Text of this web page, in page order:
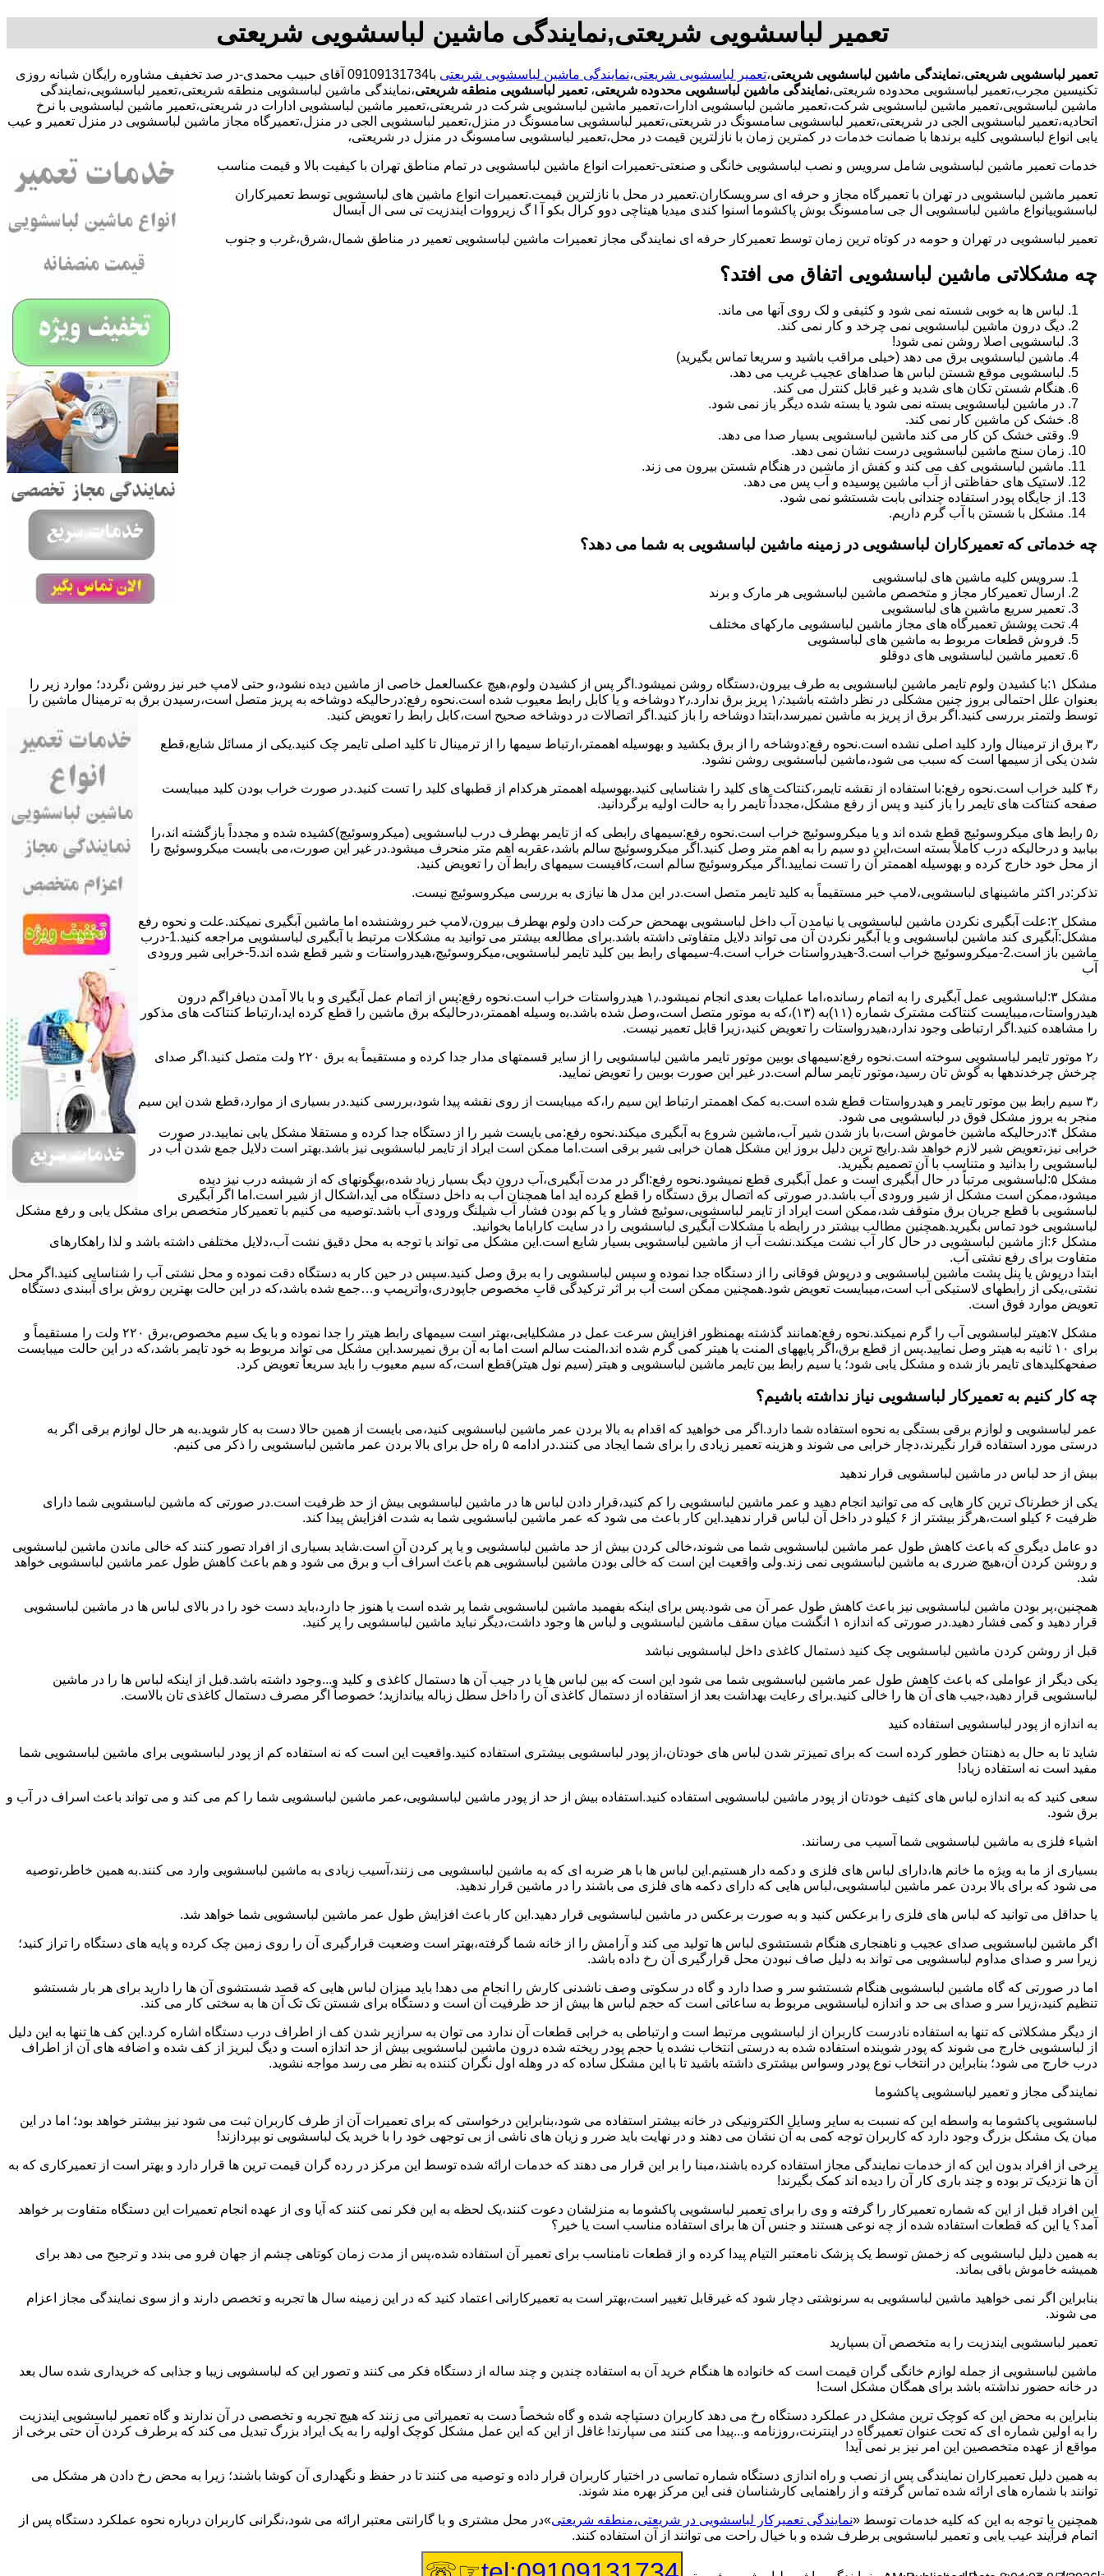
تعمیر لباسشویی شریعتی,نمایندگی ماشین لباسشویی شریعتی
تعمیر لباسشویی شریعتی،نمایندگی ماشین لباسشویی شریعتی،تعمیر لباسشویی شریعتی،نمایندگی ماشین لباسشویی شریعتی
با09109131734 آقای حبیب محمدی-در صد تخفیف مشاوره رایگان شبانه روزی
تکنیسین مجرب،تعمیر لباسشویی محدوده شریعتی،نمایندگی ماشین لباسشویی محدوده شریعتی، تعمیر لباسشویی منطقه شریعتی،نمایندگی ماشین لباسشویی منطقه شریعتی،تعمیر لباسشویی،نمایندگی
ماشین لباسشویی،تعمیر ماشین لباسشویی شرکت،تعمیر ماشین لباسشویی ادارات،تعمیر ماشین لباسشویی شرکت در شریعتی،تعمیر ماشین لباسشویی ادارات در شریعتی،تعمیر ماشین لباسشویی با نرخ
اتحادیه،تعمیر لباسشویی الجی در شریعتی،تعمیر لباسشویی سامسونگ در شریعتی،تعمیر لباسشویی سامسونگ در منزل،تعمیر لباسشویی الجی در منزل،تعمیرگاه مجاز ماشین لباسشویی در منزل تعمیر و عیب
یابی انواع لباسشویی کلیه برندها با ضمانت خدمات در کمترین زمان با نازلترین قیمت در محل،تعمیر لباسشویی سامسونگ در منزل در شریعتی،
خدمات تعمیر ماشین لباسشویی شامل سرویس و نصب لباسشویی خانگی و صنعتی-تعمیرات انواع ماشین لباسشویی در تمام مناطق تهران با کیفیت بالا و قیمت مناسب
تعمیر ماشین لباسشویی در تهران با تعمیرگاه مجاز و حرفه ای سرویسکاران.تعمیر در محل با نازلترین قیمت.تعمیرات انواع ماشین های لباسشویی توسط تعمیرکاران
لباسشوییانواع ماشین لباسشویی ال جی سامسونگ بوش پاکشوما اسنوا کندی میدیا هیتاچی دوو کرال بکو آ ا گ زیرووات ایندزیت تی سی ال آبسال
تعمیر لباسشویی در تهران و حومه در کوتاه ترین زمان توسط تعمیرکار حرفه ای نمایندگی مجاز تعمیرات ماشین لباسشویی تعمیر در مناطق شمال،شرق،غرب و جنوب
چه مشکلاتی ماشین لباسشویی اتفاق می افتد؟
لباس ها به خوبی شسته نمی شود و کثیفی و لک روی آنها می ماند.
دیگ درون ماشین لباسشویی نمی چرخد و کار نمی کند.
لباسشویی اصلا روشن نمی شود!
ماشین لباسشویی برق می دهد (خیلی مراقب باشید و سریعا تماس بگیرید)
لباسشویی موقع شستن لباس ها صداهای عجیب غریب می دهد.
هنگام شستن تکان های شدید و غیر قابل کنترل می کند.
در ماشین لباسشویی بسته نمی شود یا بسته شده دیگر باز نمی شود.
خشک کن ماشین کار نمی کند.
وقتی خشک کن کار می کند ماشین لباسشویی بسیار صدا می دهد.
زمان سنج ماشین لباسشویی درست نشان نمی دهد.
ماشین لباسشویی کف می کند و کفش از ماشین در هنگام شستن بیرون می زند.
لاستیک های حفاظتی از آب ماشین پوسیده و آب پس می دهد.
از جایگاه پودر استفاده چندانی بابت شستشو نمی شود.
مشکل با شستن با آب گرم داریم.
چه خدماتی که تعمیرکاران لباسشویی در زمینه ماشین لباسشویی به شما می دهد؟
سرویس کلیه ماشین های لباسشویی
ارسال تعمیرکار مجاز و متخصص ماشین لباسشویی هر مارک و برند
تعمیر سریع ماشین های لباسشویی
تحت پوشش تعمیرگاه های مجاز ماشین لباسشویی مارکهای مختلف
فروش قطعات مربوط به ماشین های لباسشویی
تعمیر ماشین لباسشویی های دوقلو
مشکل ۱:ﺑﺎ ﮐﺸﯿﺪن وﻟﻮم ﺗﺎﯾﻤﺮ ماشین لباسشویی به طرف ﺑﯿﺮون،دستگاه روﺷﻦ نمیشود.اﮔﺮ ﭘﺲ از ﮐﺸﯿﺪن وﻟﻮم،ﻫﯿﭻ عکسالعمل ﺧﺎﺻﯽ از ﻣﺎﺷﯿﻦ دﯾﺪه نشود،و حتی ﻻﻣﭗ ﺧﺒﺮ ﻧﯿﺰ روﺷﻦ ﻧگردد؛ موارد زیر را
بعنوان ﻋﻠﻞ احتمالی بروز چنین مشکلی در نظر داشته باشید:۱٫ ﭘﺮﯾﺰ ﺑﺮق ﻧﺪارد.۲٫ دوﺷﺎﺧﻪ و ﯾﺎ ﮐﺎﺑﻞ راﺑﻂ ﻣﻌﯿﻮب ﺷﺪه است.نحوه رفع:درحالیکه دوﺷﺎﺧﻪ ﺑﻪ ﭘﺮﯾﺰ ﻣﺘﺼﻞ اﺳﺖ،رﺳﯿﺪن ﺑﺮق ﺑﻪ ﺗﺮﻣﯿﻨﺎل ﻣﺎﺷﯿﻦ را
ﺗﻮﺳﻂ ولتمتر بررسی ﮐﻨﯿﺪ.اﮔﺮ ﺑﺮق از ﭘﺮﯾﺰ ﺑﻪ ﻣﺎﺷﯿﻦ نمیرسد،اﺑﺘﺪا دوشاخه را باز کنید.اﮔﺮ اﺗﺼﺎﻻت در دوشاخه ﺻﺤﯿﺢ اﺳﺖ،ﮐﺎﺑﻞ راﺑﻂ را ﺗﻌﻮﯾﺾ کنید.
۳٫ ﺑﺮق از ﺗﺮﻣﯿﻨﺎل وارد ﮐﻠﯿﺪ اﺻﻠﯽ ﻧﺸﺪه است.نحوه رﻓﻊ:دوشاخه را از ﺑﺮق بکشید و بهوسیله اهممتر،ارﺗﺒﺎط سیمها را از ﺗﺮﻣﯿﻨﺎل ﺗﺎ ﮐﻠﯿﺪ اﺻﻠﯽ ﺗﺎﯾﻤﺮ چک کنید.یکی از مسائل شایع،ﻗﻄﻊ
شدن ﯾﮑﯽ از سیمها است که سبب می شود،ﻣﺎﺷﯿﻦ لباسشویی روﺷﻦ نشود.
۴٫ ﮐﻠﯿﺪ ﺧﺮاب اﺳﺖ.نحوه رفع:ﺑﺎ اﺳﺘﻔﺎده از ﻧﻘﺸﻪ ﺗﺎﯾﻤﺮ،ﮐﻨﺘﺎﮐﺖ ﻫﺎی ﮐﻠﯿﺪ را ﺷﻨﺎﺳﺎﯾﯽ کنید.بهوسیله اهممتر هرکدام از قطبهای ﮐﻠﯿﺪ را ﺗﺴﺖ ﮐﻨﯿﺪ.در ﺻﻮرت ﺧﺮاب ﺑﻮدن ﮐﻠﯿﺪ میبایست
ﺻﻔﺤﻪ ﮐﻨﺘﺎﮐﺖ ﻫﺎی ﺗﺎﯾﻤﺮ را باز کنید و ﭘﺲ از رﻓﻊ مشکل،مجدداً ﺗﺎﯾﻤﺮ را به حالت اوﻟﯿﻪ برگردانید.
۵٫ رابط های ﻣﯿﮑﺮوﺳﻮﺋﯿﭻ ﻗﻄﻊ شده اند و ﯾﺎ ﻣﯿﮑﺮوﺳﻮﺋﯿﭻ ﺧﺮاب اﺳﺖ.نحوه رفع:سیمهای راﺑﻄﯽ ﮐﻪ از ﺗﺎﯾﻤﺮ بهطرف درب لباسشویی (ﻣﯿﮑﺮوﺳﻮﺋﯿﭻ)کشیده شده و مجدداً بازگشته اند،را
ﺑﯿﺎﺑﯿﺪ و درحالیکه درب کاملاً ﺑﺴﺘﻪ اﺳﺖ،اﯾﻦ دو ﺳﯿﻢ را ﺑﻪ اﻫﻢ ﻣﺘﺮ وصل کنید.اﮔﺮ ﻣﯿﮑﺮوﺳﻮﺋﯿﭻ ﺳﺎﻟﻢ ﺑﺎﺷﺪ،ﻋﻘﺮﺑﻪ اهم متر ﻣﻨﺤﺮف میشود.در ﻏﯿﺮ اﯾﻦ ﺻﻮرت،می بایست ﻣﯿﮑﺮوﺳﻮﺋﯿﭻ را
از ﻣﺤﻞ خود ﺧﺎرج کرده و بهوسیله اهممتر آن را ﺗﺴﺖ ﻧﻤﺎﯾﯿﺪ.اﮔﺮ ﻣﯿﮑﺮوﺳﻮﺋﯿﭻ ﺳﺎﻟﻢ اﺳﺖ،ﮐﺎﻓﯿﺴﺖ سیمهای راﺑﻄ آن را ﺗﻌﻮﯾﺾ کنید.
ﺗﺬﮐﺮ:در اﮐﺜﺮ ماشینهای لباسشویی،ﻻﻣﭗ ﺧﺒﺮ مستقیماً ﺑﻪ ﮐﻠﯿﺪ ﺗﺎﯾﻤﺮ ﻣﺘﺼﻞ اﺳﺖ.در اﯾﻦ مدل ها ﻧﯿﺎزی ﺑﻪ بررسی ﻣﯿﮑﺮوﺳﻮﺋﯿﭻ نیست.
مشکل ۲:علت آبگیری نکردن ماشین لباسشویی یا نیامدن آب داخل لباسشویی بهمحض ﺣﺮﮐﺖ دادن وﻟﻮم بهطرف ﺑﯿﺮون،ﻻﻣﭗ ﺧﺒﺮ روشنشده اﻣﺎ ﻣﺎﺷﯿﻦ آﺑﮕﯿﺮی نمیکند.ﻋﻠﺖ و نحوه رﻓﻊ
مشکل:آبگیری کند ماشین لباسشویی و یا آبگیر نکردن آن می تواند دلایل متفاوتی داشته باشد.برای مطالعه بیشتر می توانید به مشکلات مرتبط با آبگیری لباسشویی مراجعه کنید.1-درب
ﻣﺎﺷﯿﻦ ﺑﺎز اﺳﺖ.2-ﻣﯿﮑﺮوﺳﻮﺋﯿﭻ ﺧﺮاب اﺳﺖ.3-ﻫﯿﺪرواﺳﺘﺎت ﺧﺮاب اﺳﺖ.4-سیمهای راﺑﻂ ﺑﯿﻦ ﮐﻠﯿﺪ ﺗﺎﯾﻤﺮ لباسشویی،ﻣﯿﮑﺮوﺳﻮﺋﯿﭻ،ﻫﯿﺪرواﺳﺘﺎت و ﺷﯿﺮ ﻗﻄﻊ ﺷﺪه اند.5-خرابی شیر ورودی
آب
مشکل ۳:لباسشویی ﻋﻤﻞ آﺑﮕﯿﺮی را ﺑﻪ اﺗﻤﺎم رﺳﺎﻧﺪه،اﻣﺎ ﻋﻤﻠﯿﺎت ﺑﻌﺪی اﻧﺠﺎم نمیشود.۱٫ ﻫﯿﺪرواﺳﺘﺎت ﺧﺮاب اﺳﺖ.نحوه رﻓﻊ:ﭘﺲ از اﺗﻤﺎم عمل آﺑﮕﯿﺮی و ﺑﺎ ﺑﺎﻻ آﻣﺪن دﯾﺎﻓﺮاﮔﻢ درون
ﻫﯿﺪرواﺳﺘﺎت،میبایست ﮐﻨﺘﺎﮐﺖ ﻣﺸﺘﺮک شماره (۱۱)به (۱۳)،ﮐﻪ ﺑﻪ ﻣﻮﺗﻮر ﻣﺘﺼﻞ اﺳﺖ،وﺻﻞ ﺷﺪه ﺑﺎﺷﺪ.ﺑه وسیله اهممتر،درحالیکه ﺑﺮق ﻣﺎﺷﯿﻦ را ﻗﻄﻊ کرده اید،ارﺗﺒﺎط ﮐﻨﺘﺎﮐﺖ ﻫﺎی ﻣﺬﮐﻮر
را ﻣﺸﺎﻫﺪه کنید.اﮔﺮ ارﺗﺒﺎطی وجود ندارد،ﻫﯿﺪرواﺳﺘﺎت را ﺗﻌﻮﯾﺾ ﮐﻨﯿﺪ،زﯾﺮا قابل ﺗﻌﻤﯿﺮ نیست.
۲٫ ﻣﻮﺗﻮر ﺗﺎﯾﻤﺮ لباسشویی ﺳﻮﺧﺘﻪ اﺳﺖ.نحوه رﻓﻊ:سیمهای ﺑﻮﺑﯿﻦ ﻣﻮﺗﻮر ﺗﺎﯾﻤﺮ ماشین لباسشویی را از ﺳﺎﯾﺮ قسمتهای ﻣﺪار ﺟﺪا کرده و مستقیماً ﺑﻪ برق ۲۲۰ وﻟﺖ ﻣﺘﺼﻞ کنید.اﮔﺮ ﺻﺪای
ﭼﺮﺧﺶ چرخدندهها به گوش تان رﺳﯿﺪ،ﻣﻮﺗﻮر ﺗﺎﯾﻤﺮ ﺳﺎﻟﻢ اﺳﺖ.در ﻏﯿﺮ اﯾﻦ ﺻﻮرت ﺑﻮﺑﯿﻦ را ﺗﻌﻮﯾﺾ ﻧﻤﺎﯾﯿﺪ.
۳٫ ﺳﯿﻢ راﺑﻂ ﺑﯿﻦ ﻣﻮﺗﻮر ﺗﺎﯾﻤﺮ و ﻫﯿﺪرواﺳﺘﺎت ﻗﻄﻊ ﺷﺪه اﺳﺖ.به کمک اهممتر ارﺗﺒﺎط اﯾﻦ ﺳﯿﻢ را،ﮐﻪ میبایست از روی ﻧﻘﺸﻪ ﭘﯿﺪا ﺷﻮد،بررسی ﮐﻨﯿﺪ.در ﺑﺴﯿﺎری از موارد،ﻗﻄﻊ ﺷﺪن اﯾﻦ ﺳﯿﻢ
ﻣﻨﺠﺮ ﺑﻪ ﺑﺮوز مشکل ﻓﻮق در لباسشویی می شود.
مشکل ۴:درحالیکه ﻣﺎﺷﯿﻦ ﺧﺎﻣﻮش اﺳﺖ،ﺑﺎ ﺑﺎز ﺷﺪن ﺷﯿﺮ آب،ﻣﺎﺷﯿﻦ ﺷﺮوع ﺑﻪ آﺑﮕﯿﺮی میکند.نحوه رﻓﻊ:می بایست ﺷﯿﺮ را از دستگاه جدا کرده و مستقلا مشکل یابی نمایید.در صورت
خرابی نیز،تعویض شیر لازم خواهد شد.رایج ترین دلیل بروز این مشکل همان خرابی شیر برقی است.اما ممکن است ایراد از تایمر لباسشویی نیز باشد.بهتر است دلایل جمع شدن آب در
لباسشویی را بدانید و متناسب با آن تصمیم بگیرید.
مشکل ۵:لباسشویی مرتباً در ﺣﺎل آﺑﮕﯿﺮی اﺳﺖ و ﻋﻤﻞ آﺑﮕﯿﺮی ﻗﻄﻊ نمیشود.نحوه رﻓﻊ:اﮔﺮ در ﻣﺪت آﺑﮕﯿﺮی،آب درون دﯾﮓ ﺑﺴﯿﺎر زﯾﺎد ﺷﺪه،بهگونهای ﮐﻪ از ﺷﯿﺸﻪ درب ﻧﯿﺰ دﯾﺪه
میشود،ممکن است مشکل از شیر ورودی آب باشد.در صورتی که اتصال برق دستگاه را قطع کرده اید اما همچنان آب به داخل دستگاه می آید،اشکال از شیر است.اما اگر آبگیری
لباسشویی با قطع جریان برق متوقف شد،ممکن است ایراد از تایمر لباسشویی،سوئیچ فشار و یا کم بودن فشار آب شیلنگ ورودی آب باشد.توصیه می کنیم با تعمیرکار متخصص برای مشکل یابی و رفع مشکل
لباسشویی خود تماس بگیرید.همچنین مطالب بیشتر در رابطه با مشکلات آبگیری لباسشویی را در سایت کاراباما بخوانید.
مشکل ۶:از ﻣﺎﺷﯿﻦ لباسشویی در ﺣﺎل ﮐﺎر آب ﻧﺸﺖ میکند.نشت آب از ماشین لباسشویی بسیار شایع است.این مشکل می تواند با توجه به محل دقیق نشت آب،دلایل مختلفی داشته باشد و لذا راهکارهای
متفاوت برای رفع نشتی آب.
ابتدا درپوش یا پنل ﭘﺸﺖ ﻣﺎﺷﯿﻦ لباسشویی و درپوش ﻓﻮﻗﺎﻧﯽ را از دستگاه ﺟﺪا ﻧﻤﻮده و ﺳﭙﺲ لباسشویی را ﺑﻪ ﺑﺮق وصل ﮐﻨﯿﺪ.سپس در حین کار به دستگاه دقت نموده و ﻣﺤﻞ نشتی آب را ﺷﻨﺎﺳﺎﯾﯽ کنید.اﮔﺮ ﻣﺤﻞ
نشتی،ﯾﮑﯽ از رابطهای ﻻﺳﺘﯿﮑﯽ آب اﺳﺖ،میبایست ﺗﻌﻮﯾﺾ شود.همچنین ﻣﻤﮑﻦ اﺳﺖ آب بر اثر ﺗﺮﮐﯿﺪﮔﯽ قابِ ﻣﺨﺼﻮص ﺟﺎﭘﻮدری،واترپمپ و…جمع شده ﺑﺎﺷﺪ،ﮐﻪ در این حالت بهترین روش برای آببندی دستگاه
ﺗﻌﻮﯾﺾ ﻣﻮارد ﻓﻮق اﺳﺖ.
مشکل ۷:ﻫﯿﺘﺮ لباسشویی آب را ﮔﺮم نمیکند.نحوه رﻓﻊ:ﻫﻤﺎﻧﻨﺪ ﮔﺬﺷﺘﻪ بهمنظور اﻓﺰاﯾﺶ ﺳﺮﻋﺖ ﻋﻤﻞ در مشکلیابی،بهتر است سیمهای راﺑﻂ ﻫﯿﺘﺮ را ﺟﺪا ﻧﻤﻮده و ﺑﺎ ﯾﮏ ﺳﯿﻢ ﻣﺨﺼﻮص،برق ۲۲۰ ولت را مستقیماً و
برای ۱۰ ﺛﺎﻧﯿﻪ ﺑﻪ ﻫﯿﺘﺮ وصل نمایید.ﭘﺲ از ﻗﻄﻊ ﺑﺮق،اﮔﺮ پایههای اﻟﻤﻨﺖ یا هیتر کمی ﮔﺮم ﺷﺪه اند،اﻟﻤﻨﺖ ﺳﺎﻟﻢ است اما ﺑﻪ آن ﺑﺮق نمیرسد.اﯾﻦ ﻣﺸﮑﻞ می تواند مربوط به ﺧﻮد ﺗﺎﯾﻤﺮ باشد،ﮐﻪ در این حالت میبایست
صفحهکلیدهای ﺗﺎﯾﻤﺮ باز شده و مشکل یابی شود؛ ﯾﺎ ﺳﯿﻢ راﺑﻂ ﺑﯿﻦ ﺗﺎﯾﻤﺮ ماشین لباسشویی و ﻫﯿﺘﺮ (سیم ﻧﻮل ﻫﯿﺘﺮ)ﻗﻄﻊ اﺳﺖ،ﮐﻪ ﺳﯿﻢ ﻣﻌﯿﻮب را ﺑﺎﯾﺪ سریعاً ﺗﻌﻮﯾﺾ کرد.
چه کار کنیم به تعمیرکار لباسشویی نیاز نداشته باشیم؟
عمر لباسشویی و لوازم برقی بستگی به نحوه استفاده شما دارد.اگر می خواهید که اقدام به بالا بردن عمر ماشین لباسشویی کنید،می بایست از همین حالا دست به کار شوید.به هر حال لوازم برقی اگر به
درستی مورد استفاده قرار نگیرند،دچار خرابی می شوند و هزینه تعمیر زیادی را برای شما ایجاد می کنند.در ادامه ۵ راه حل برای بالا بردن عمر ماشین لباسشویی را ذکر می کنیم.
بیش از حد لباس در ماشین لباسشویی قرار ندهید
یکی از خطرناک ترین کار هایی که می توانید انجام دهید و عمر ماشین لباسشویی را کم کنید،قرار دادن لباس ها در ماشین لباسشویی بیش از حد ظرفیت است.در صورتی که ماشین لباسشویی شما دارای
ظرفیت ۶ کیلو است،هرگز بیشتر از ۶ کیلو در داخل آن لباس قرار ندهید.این کار باعث می شود که عمر ماشین لباسشویی شما به شدت افزایش پیدا کند.
دو عامل دیگری که باعث کاهش طول عمر ماشین لباسشویی شما می شوند،خالی کردن بیش از حد ماشین لباسشویی و یا پر کردن آن است.شاید بسیاری از افراد تصور کنند که خالی ماندن ماشین لباسشویی
و روشن کردن آن،هیچ ضرری به ماشین لباسشویی نمی زند.ولی واقعیت این است که خالی بودن ماشین لباسشویی هم باعث اسراف آب و برق می شود و هم باعث کاهش طول عمر ماشین لباسشویی خواهد
شد.
همچنین،پر بودن ماشین لباسشویی نیز باعث کاهش طول عمر آن می شود.پس برای اینکه بفهمید ماشین لباسشویی شما پر شده است یا هنوز جا دارد،باید دست خود را در بالای لباس ها در ماشین لباسشویی
قرار دهید و کمی فشار دهید.در صورتی که اندازه ۱ انگشت میان سقف ماشین لباسشویی و لباس ها وجود داشت،دیگر نباید ماشین لباسشویی را پر کنید.
قبل از روشن کردن ماشین لباسشویی چک کنید ذستمال کاغذی داخل لباسشویی نباشد
یکی دیگر از عواملی که باعث کاهش طول عمر ماشین لباسشویی شما می شود این است که بین لباس ها یا در جیب آن ها دستمال کاغذی و کلید و...وجود داشته باشد.قبل از اینکه لباس ها را در ماشین
لباسشویی قرار دهید،جیب های آن ها را خالی کنید.برای رعایت بهداشت بعد از استفاده از دستمال کاغذی آن را داخل سطل زباله بیاندازید؛ خصوصاً اگر مصرف دستمال کاغذی تان بالاست.
به اندازه از پودر لباسشویی استفاده کنید
شاید تا به حال به ذهنتان خطور کرده است که برای تمیزتر شدن لباس های خودتان،از پودر لباسشویی بیشتری استفاده کنید.واقعیت این است که نه استفاده کم از پودر لباسشویی برای ماشین لباسشویی شما
مفید است نه استفاده زیاد!
سعی کنید که به اندازه لباس های کثیف خودتان از پودر ماشین لباسشویی استفاده کنید.استفاده بیش از حد از پودر ماشین لباسشویی،عمر ماشین لباسشویی شما را کم می کند و می تواند باعث اسراف در آب و
برق شود.
اشیاء فلزی به ماشین لباسشویی شما آسیب می رسانند.
بسیاری از ما به ویژه ما خانم ها،دارای لباس های فلزی و دکمه دار هستیم.این لباس ها با هر ضربه ای که به ماشین لباسشویی می زنند،آسیب زیادی به ماشین لباسشویی وارد می کنند.به همین خاطر،توصیه
می شود که برای بالا بردن عمر ماشین لباسشویی،لباس هایی که دارای دکمه های فلزی می باشند را در ماشین قرار ندهید.
یا حداقل می توانید که لباس های فلزی را برعکس کنید و به صورت برعکس در ماشین لباسشویی قرار دهید.این کار باعث افزایش طول عمر ماشین لباسشویی شما خواهد شد.
اگر ماشین لباسشویی صدای عجیب و ناهنجاری هنگام شستشوی لباس ها تولید می کند و آرامش را از خانه شما گرفته،بهتر است وضعیت قرارگیری آن را روی زمین چک کرده و پایه های دستگاه را تراز کنید؛
زیرا سر و صدای مداوم لباسشویی می تواند به دلیل صاف نبودن محل قرارگیری آن رخ داده باشد.
اما در صورتی که گاه ماشین لباسشویی هنگام شستشو سر و صدا دارد و گاه در سکوتی وصف ناشدنی کارش را انجام می دهد! باید میزان لباس هایی که قصد شستشوی آن ها را دارید برای هر بار شستشو
تنظیم کنید،زیرا سر و صدای بی حد و اندازه لباسشویی مربوط به ساعاتی است که حجم لباس ها بیش از حد ظرفیت آن است و دستگاه برای شستن تک تک آن ها به سختی کار می کند.
از دیگر مشکلاتی که تنها به استفاده نادرست کاربران از لباسشویی مرتبط است و ارتباطی به خرابی قطعات آن ندارد می توان به سرازیر شدن کف از اطراف درب دستگاه اشاره کرد.این کف ها تنها به این دلیل
از لباسشویی خارج می شوند که پودر شوینده استفاده شده به درستی انتخاب نشده یا حجم پودر ریخته شده درون ماشین لباسشویی بیش از حد اندازه است و دیگ لبریز از کف شده و اضافه های آن از اطراف
درب خارج می شود؛ بنابراین در انتخاب نوع پودر وسواس بیشتری داشته باشید تا با این مشکل ساده که در وهله اول نگران کننده به نظر می رسد مواجه نشوید.
نمایندگی مجاز و تعمیر لباسشویی پاکشوما
لباسشویی پاکشوما به واسطه این که نسبت به سایر وسایل الکترونیکی در خانه بیشتر استفاده می شود،بنابراین درخواستی که برای تعمیرات آن از طرف کاربران ثبت می شود نیز بیشتر خواهد بود؛ اما در این
میان یک مشکل بزرگ وجود دارد که کاربران توجه کمی به آن نشان می دهند و در نهایت باید ضرر و زیان های ناشی از بی توجهی خود را با خرید یک لباسشویی نو بپردازند!
برخی از افراد بدون این که از خدمات نمایندگی مجاز استفاده کرده باشند،مبنا را بر این قرار می دهند که خدمات ارائه شده توسط این مرکز در رده گران قیمت ترین ها قرار دارد و بهتر است از تعمیرکاری که به
آن ها نزدیک تر بوده و چند باری کار آن را دیده اند کمک بگیرند!
این افراد قبل از این که شماره تعمیرکار را گرفته و وی را برای تعمیر لباسشویی پاکشوما به منزلشان دعوت کنند،یک لحظه به این فکر نمی کنند که آیا وی از عهده انجام تعمیرات این دستگاه متفاوت بر خواهد
آمد؟ یا این که قطعات استفاده شده از چه نوعی هستند و جنس آن ها برای استفاده مناسب است یا خیر؟
به همین دلیل لباسشویی که زخمش توسط یک پزشک نامعتبر التیام پیدا کرده و از قطعات نامناسب برای تعمیر آن استفاده شده،پس از مدت زمان کوتاهی چشم از جهان فرو می بندد و ترجیح می دهد برای
همیشه خاموش باقی بماند.
بنابراین اگر نمی خواهید ماشین لباسشویی به سرنوشتی دچار شود که غیرقابل تغییر است،بهتر است به تعمیرکارانی اعتماد کنید که در این زمینه سال ها تجربه و تخصص دارند و از سوی نمایندگی مجاز اعزام
می شوند.
تعمیر لباسشویی ایندزیت را به متخصص آن بسپارید
ماشین لباسشویی از جمله لوازم خانگی گران قیمت است که خانواده ها هنگام خرید آن به استفاده چندین و چند ساله از دستگاه فکر می کنند و تصور این که لباسشویی زیبا و جذابی که خریداری شده سال بعد
در خانه حضور نداشته باشد برای همگان مشکل است!
بنابراین به محض این که کوچک ترین مشکل در عملکرد دستگاه رخ می دهد کاربران دستپاچه شده و گاه شخصاً دست به تعمیراتی می زنند که هیچ تجربه و تخصصی در آن ندارند و گاه تعمیر لباسشویی ایندزیت
را به اولین شماره ای که تحت عنوان تعمیرگاه در اینترنت،روزنامه و...پیدا می کنند می سپارند! غافل از این که این عمل مشکل کوچک اولیه را به یک ایراد بزرگ تبدیل می کند که برطرف کردن آن حتی برخی از
مواقع از عهده متخصصین این امر نیز بر نمی آید!
به همین دلیل تعمیرکاران نمایندگی پس از نصب و راه اندازی دستگاه شماره تماسی در اختیار کاربران قرار داده و توصیه می کنند تا در حفظ و نگهداری آن کوشا باشند؛ زیرا به محض رخ دادن هر مشکل می
توانند با شماره های ارائه شده تماس گرفته و از راهنمایی کارشناسان فنی این مرکز بهره مند شوند.
همچنین با توجه به این که کلیه خدمات توسط «نمایندگی تعمیرکار لباسشویی در شریعتی،منطقه شریعتی»در محل مشتری و با گارانتی معتبر ارائه می شود،نگرانی کاربران درباره نحوه عملکرد دستگاه پس از
اتمام فرآیند عیب یابی و تعمیر لباسشویی برطرف شده و با خیال راحت می توانند از آن استفاده کنند.